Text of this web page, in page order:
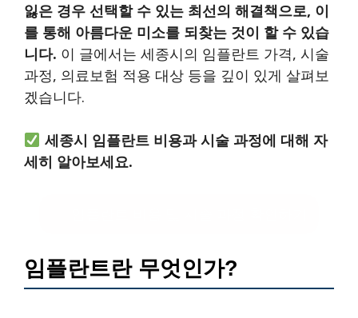
잃은 경우 선택할 수 있는 최선의 해결책으로, 이
를 통해 아름다운 미소를 되찾는 것이 할 수 있습
니다. 이 글에서는 세종시의 임플란트 가격, 시술
과정, 의료보험 적용 대상 등을 깊이 있게 살펴보
겠습니다.
세종시 임플란트 비용과 시술 과정에 대해 자
세히 알아보세요.
임플란트란 무엇인가?